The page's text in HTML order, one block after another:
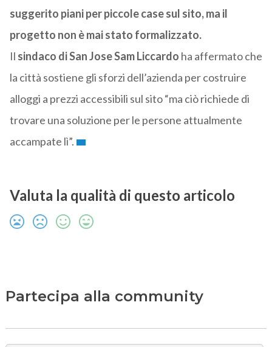
suggerito piani per piccole case sul sito, ma il
progetto non è mai stato formalizzato.
Il sindaco di San Jose Sam Liccardo ha affermato che
la città sostiene gli sforzi dell’azienda per costruire
alloggi a prezzi accessibili sul sito “ma ciò richiede di
trovare una soluzione per le persone attualmente
accampate lì”.
Valuta la qualità di questo articolo
Partecipa alla community